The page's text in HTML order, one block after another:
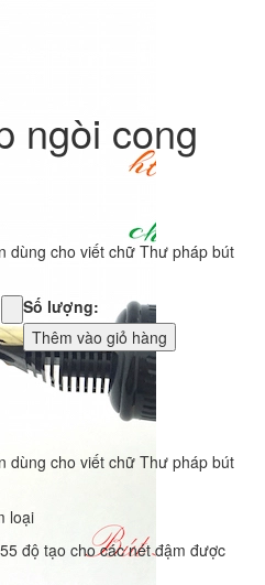
ngòi cong
dùng cho viết chữ Thư pháp bút
Số lượng:
Thêm vào giỏ hàng
dùng cho viết chữ Thư pháp bút
loại
độ tạo cho các nét đậm được